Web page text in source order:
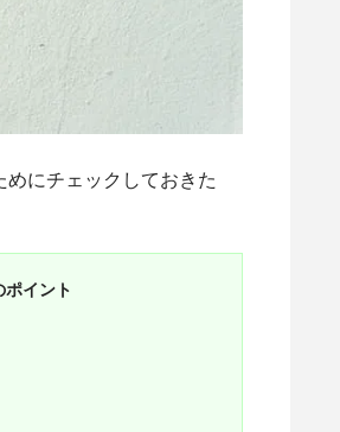
にチェックしておきた
イント